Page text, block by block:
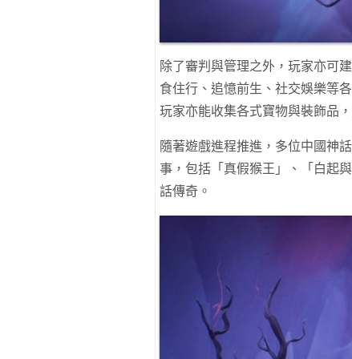
除了審判與管理之外，玩家亦可
食住行、追憶前生、社交娛樂等
玩家亦能收集各式寶物與裝飾品
隨著遊戲進程推進，多位中國神
事，包括「真假猴王」、「白起
話傳奇。